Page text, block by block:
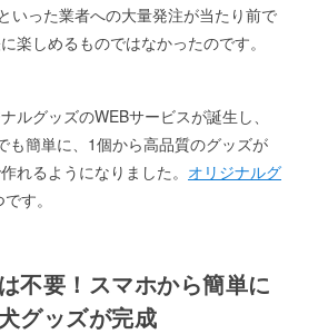
いった業者への大量発注が当たり前で
楽しめるものではなかったのです。
ルグッズのWEBサービスが誕生し、
も簡単に、1個から高品質のグッズが
れるようになりました。 オリジナルグ
す。
不要！スマホから簡単に
グッズが完成